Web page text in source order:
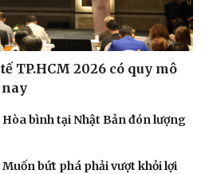
TP.HCM 2026 có quy mô
bình tại Nhật Bản đón lượng
bứt phá phải vượt khỏi lợi